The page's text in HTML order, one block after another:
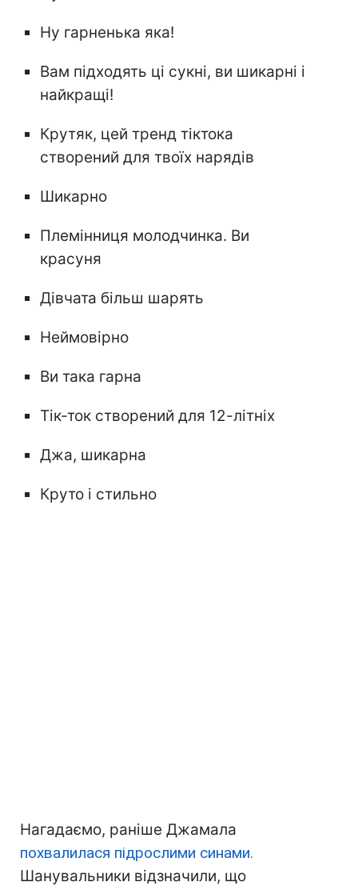
Ну гарненька яка!
Вам підходять ці сукні, ви шикарні і
найкращі!
Крутяк, цей тренд тіктока
створений для твоїх нарядів
Шикарно
Племінниця молодчинка. Ви
красуня
Дівчата більш шарять
Неймовірно
Ви така гарна
Тік-ток створений для 12-літніх
Джа, шикарна
Круто і стильно
Нагадаємо, раніше Джамала
похвалилася підрослими синами.
Шанувальники відзначили, що